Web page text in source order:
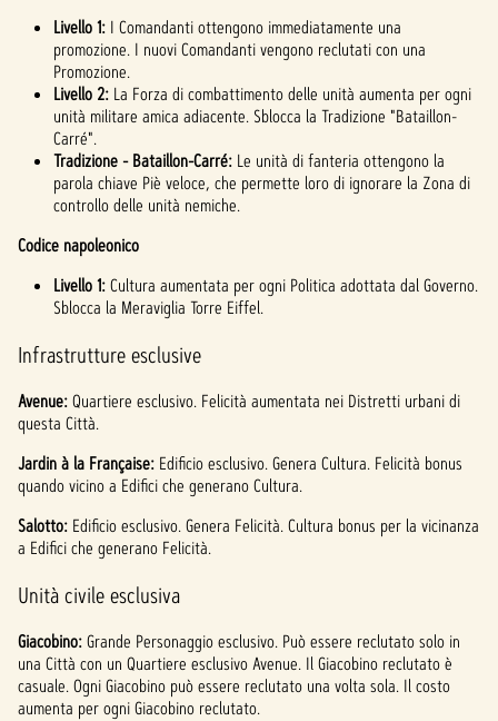
Livello 1: I Comandanti ottengono immediatamente una
promozione. I nuovi Comandanti vengono reclutati con una
Promozione.
Livello 2: La Forza di combattimento delle unità aumenta per ogni
unità militare amica adiacente. Sblocca la Tradizione "Bataillon-
Carré".
Tradizione - Bataillon-Carré: Le unità di fanteria ottengono la
parola chiave Piè veloce, che permette loro di ignorare la Zona di
controllo delle unità nemiche.
Codice napoleonico
Livello 1:Cultura aumentata per ogni Politica adottata dal Governo.
Sblocca la Meraviglia Torre Eiffel.
Infrastrutture esclusive
Avenue:Quartiere esclusivo. Felicità aumentata nei Distretti urbani di
questa Città.
Jardin à la Française: Edificio esclusivo. Genera Cultura. Felicità bonus
quando vicino a Edifici che generano Cultura.
Salotto: Edificio esclusivo. Genera Felicità. Cultura bonus per la vicinanza
a Edifici che generano Felicità.
Unità civile esclusiva
Giacobino:Grande Personaggio esclusivo. Può essere reclutato solo in
una Città con un Quartiere esclusivo Avenue. Il Giacobino reclutato è
casuale. Ogni Giacobino può essere reclutato una volta sola. Il costo
aumenta per ogni Giacobino reclutato.